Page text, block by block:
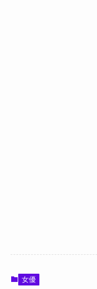
女優